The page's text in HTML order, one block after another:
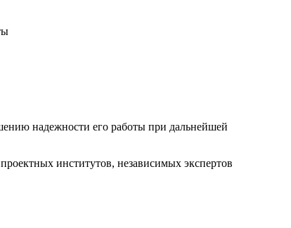
надежности его работы при дальнейшей
институтов, независимых экспертов